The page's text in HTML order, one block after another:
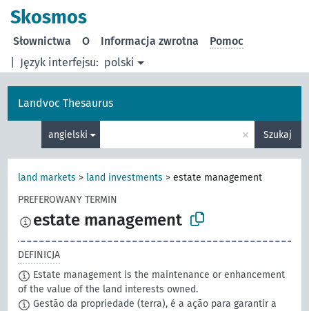
Skosmos
Język interfejsu: polski
Słownictwa O Informacja zwrotna Pomoc
Landvoc Thesaurus
angielski × Szukaj
land markets > land investments >estate management
PREFEROWANY TERMIN
estate management
DEFINICJA
Estate management is the maintenance or enhancement
of the value of the land interests owned.
Gestão da propriedade (terra), é a ação para garantir a